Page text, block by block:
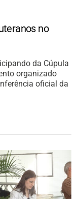
no
da Cúpula
organizado
oficial da